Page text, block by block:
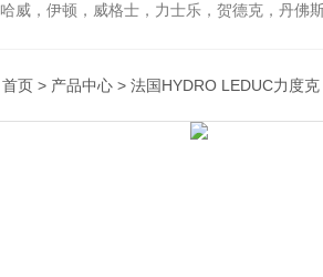
哈威，伊顿，威格士，力士乐，贺德克，丹佛斯
首页 > 产品中心 > 法国HYDRO LEDUC力度克